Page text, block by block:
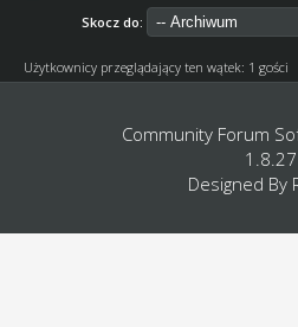
Skocz do:
Użytkownicy przeglądający ten wątek: 1 gości
Community Forum
1.8.27
Designed By